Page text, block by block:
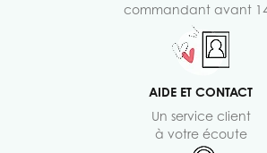
commandant avant
AIDE ET CONTACT
Un service client
à votre écoute